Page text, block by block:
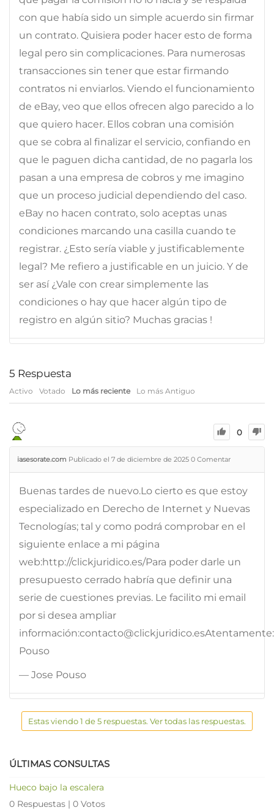
con que había sido un simple acuerdo sin firmar
un contrato. Quisiera poder hacer esto de forma
legal pero sin complicaciones. Para numerosas
transacciones sin tener que estar firmando
contratos ni enviarlos. Viendo el funcionamiento
de eBay, veo que ellos ofrecen algo parecido a lo
que quiero hacer. Ellos cobran una comisión
que se cobra al finalizar el servicio, confiando en
que le paguen dicha cantidad, de no pagarla los
pasan a una empresa de cobros y me imagino
que un proceso judicial dependiendo del caso.
eBay no hacen contrato, solo aceptas unas
condiciones marcando una casilla cuando te
registrar. ¿Esto sería viable y justificablemente
legal? Me refiero a justificable en un juicio. Y de
ser así ¿Vale con crear simplemente las
condiciones o hay que hacer algún tipo de
registro en algún sitio? Muchas gracias !
5 Respuesta
Activo Votado Lo más reciente Lo más Antiguo
0
iasesorate.com Publicado el 7 de diciembre de 2025 0 Comentar
Buenas tardes de nuevo.Lo cierto es que estoy
especializado en Derecho de Internet y Nuevas
Tecnologías; tal y como podrá comprobar en el
siguiente enlace a mi página
web:http://clickjuridico.es/Para poder darle un
presupuesto cerrado habría que definir una
serie de cuestiones previas. Le facilito mi email
por si desea ampliar
Pouso
— Jose Pouso
Estas viendo 1 de 5 respuestas. Ver todas las respuestas.
ÚLTIMAS CONSULTAS
Hueco bajo la escalera
0 Respuestas | 0 Votos